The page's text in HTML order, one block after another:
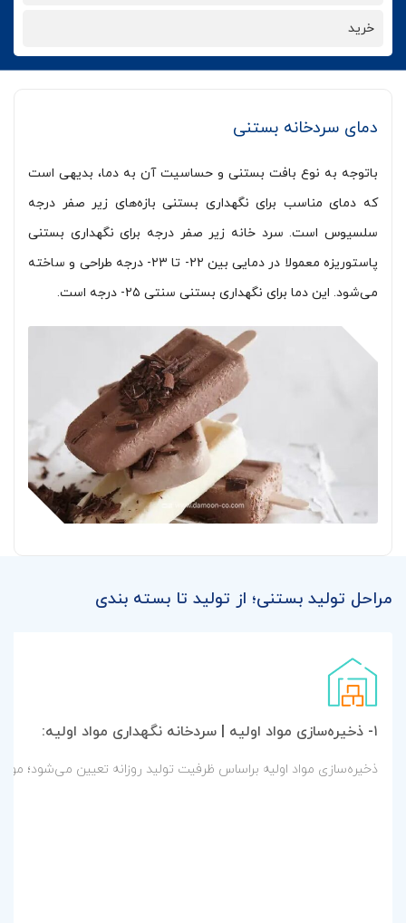
خرید
دمای سردخانه بستنی
باتوجه به نوع بافت بستنی و حساسیت آن به دما، بدیهی است
که دمای مناسب برای نگهداری بستنی بازه‌‌های زیر صفر درجه
سلسیوس است. سرد خانه زیر صفر درجه برای نگهداری بستنی
پاستوریزه معمولا در دمایی بین ۲۲- تا ۲۳- درجه طراحی و ساخته
می‌شود. این دما برای نگهداری بستنی سنتی ۲۵- درجه است.
مراحل تولید بستنی؛ از تولید تا بسته بندی
۱- ذخیره‌سازی مواد اولیه | سردخانه نگهداری مواد اولیه:
ذخیره‌سازی مواد اولیه براساس ظرفیت تولید روزانه تعیین می‌شود؛ مواداولیه بستنی از فرآورده‌های به‌دست آمده از شیر است و مثل دیگر فرآورده‌های لبنی قبل از ذخیره سازی تا حدود ۵ درجه سلسیوس سرد می‌شود. بنابراین موادی مثل